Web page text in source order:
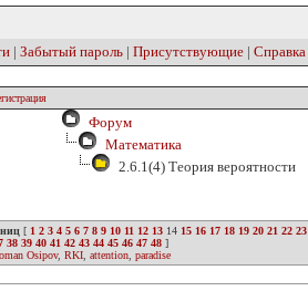
| Забытый пароль | Присутствующие | Справка
Форум
Математика
2.6.1(4) Теория вероятности
[ 1 2 3 4 5 6 7 8 9 10 11 12 13 14 15 16 17 18 19 20 21 22 23
38 39 40 41 42 43 44 45 46 47 48 ]
Osipov, RKI attention paradise